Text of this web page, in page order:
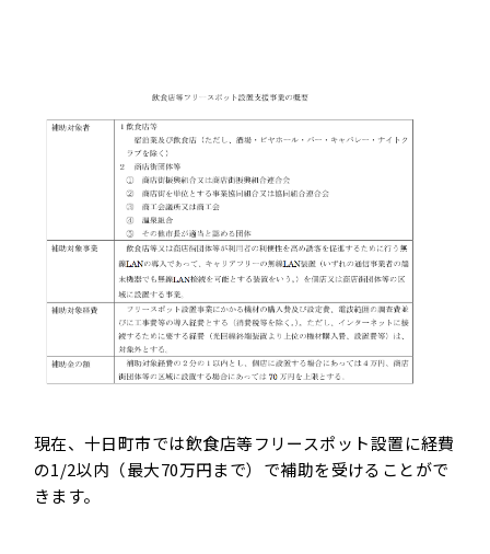
現在、十日町市では飲食店等フリースポット設置に経費
の1/2以内（最大70万円まで）で補助を受けることがで
きます。